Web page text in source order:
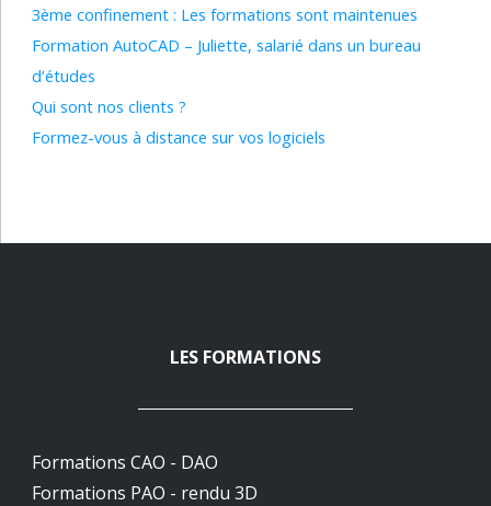
3ème confinement : Les formations sont maintenues
Formation AutoCAD – Juliette, salarié dans un bureau
d’études
Qui sont nos clients ?
Formez-vous à distance sur vos logiciels
LES FORMATIONS
Formations CAO - DAO
Formations PAO - rendu 3D